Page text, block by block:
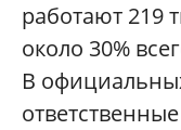
работают 219
около 30%
В